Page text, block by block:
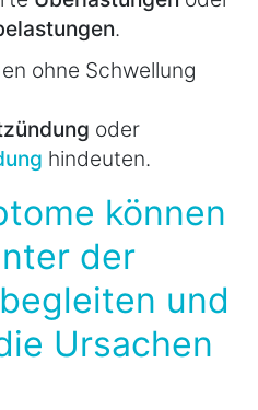
.
ohne Schwellung
oder
hindeuten.
können
der
und
Ursachen